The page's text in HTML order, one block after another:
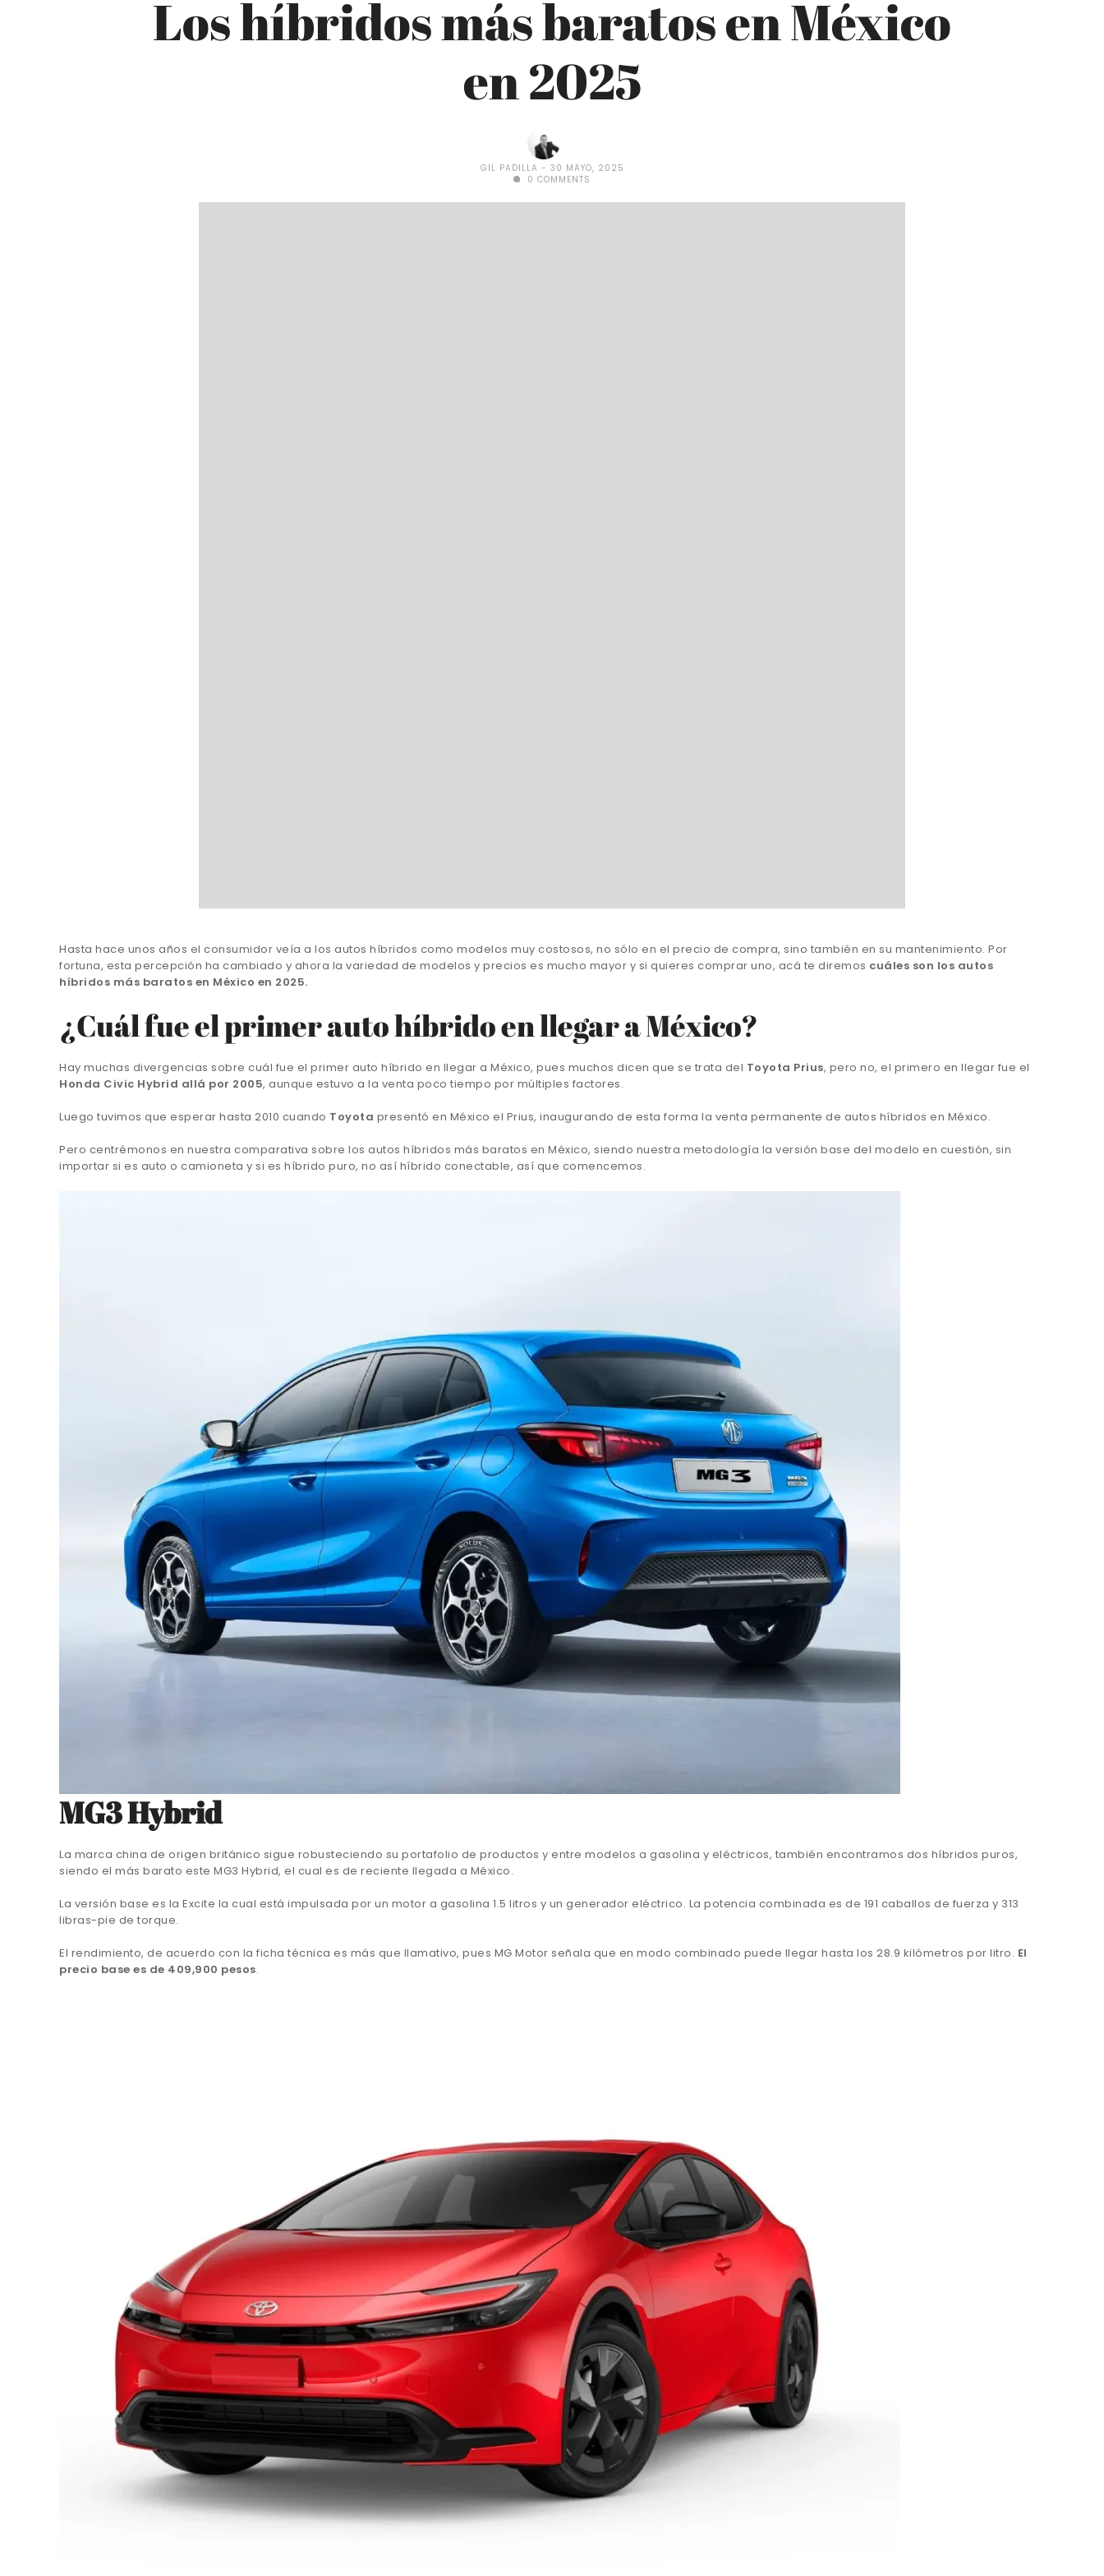
Los híbridos más baratos en México
en 2025
GIL PADILLA
30 MAYO, 2025
0 COMMENTS
Hasta hace unos años el consumidor veía a los autos híbridos como modelos muy costosos, no sólo en el precio de compra, sino también en su mantenimiento. Por
fortuna, esta percepción ha cambiado y ahora la variedad de modelos y precios es mucho mayor y si quieres comprar uno, acá te diremos cuáles son los autos
híbridos más baratos en México en 2025.
¿Cuál fue el primer auto híbrido en llegar a México?
Hay muchas divergencias sobre cuál fue el primer auto híbrido en llegar a México, pues muchos dicen que se trata del Toyota Prius, pero no, el primero en llegar fue el
Honda Civic Hybrid allá por 2005, aunque estuvo a la venta poco tiempo por múltiples factores.
Luego tuvimos que esperar hasta 2010 cuando Toyota presentó en México el Prius, inaugurando de esta forma la venta permanente de autos híbridos en México.
Pero centrémonos en nuestra comparativa sobre los autos híbridos más baratos en México, siendo nuestra metodología la versión base del modelo en cuestión, sin
importar si es auto o camioneta y si es híbrido puro, no así híbrido conectable, así que comencemos.
MG3 Hybrid
La marca china de origen británico sigue robusteciendo su portafolio de productos y entre modelos a gasolina y eléctricos, también encontramos dos híbridos puros,
siendo el más barato este MG3 Hybrid, el cual es de reciente llegada a México.
La versión base es la Excite la cual está impulsada por un motor a gasolina 1.5 litros y un generador eléctrico. La potencia combinada es de 191 caballos de fuerza y 313
libras-pie de torque.
El rendimiento, de acuerdo con la ficha técnica es más que llamativo, pues MG Motor señala que en modo combinado puede llegar hasta los 28.9 kilómetros por litro. El
precio base es de 409,900 pesos.